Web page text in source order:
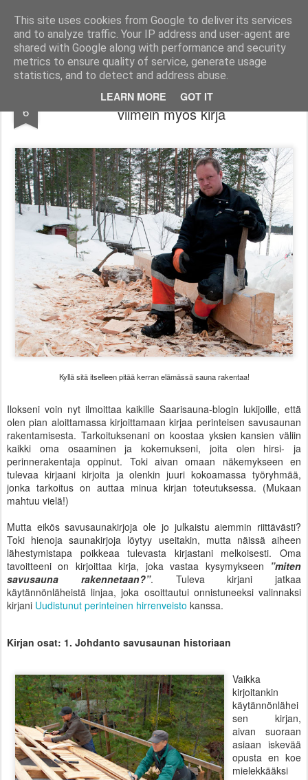
This site uses cookies from Google to deliver its services
and to analyze traffic. Your IP address and user-agent are
shared with Google along with performance and security
metrics to ensure quality of service, generate usage
statistics, and to detect and address abuse.
LEARN MORE GOT IT
Kokemuksia savusaunasta ja hirsirakentamisesta
Pages
6
Savusaunan rakentamisesta tulossa
viimein myös kirja
Kyllä sitä itselleen pitää kerran elämässä sauna rakentaa!
Ilokseni voin nyt ilmoittaa kaikille Saarisauna-blogin lukijoille, että
olen pian aloittamassa kirjoittamaan kirjaa perinteisen savusaunan
rakentamisesta. Tarkoituksenani on koostaa yksien kansien väliin
kaikki oma osaaminen ja kokemukseni, joita olen hirsi- ja
perinnerakentaja oppinut. Toki aivan omaan näkemykseen en
tulevaa kirjaani kirjoita ja olenkin juuri kokoamassa työryhmää,
jonka tarkoitus on auttaa minua kirjan toteutuksessa. (Mukaan
mahtuu vielä!)
Mutta eikös savusaunakirjoja ole jo julkaistu aiemmin riittävästi?
Toki hienoja saunakirjoja löytyy useitakin, mutta näissä aiheen
lähestymistapa poikkeaa tulevasta kirjastani melkoisesti. Oma
tavoitteeni on kirjoittaa kirja, joka vastaa kysymykseen ”miten
savusauna rakennetaan?”. Tuleva kirjani jatkaa
käytännönläheistä linjaa, joka osoittautui onnistuneeksi valinnaksi
kirjani Uudistunut perinteinen hirrenveisto kanssa.
Kirjan osat: 1. Johdanto savusaunan historiaan
Vaikka
kirjoitankin
käytännönlähei
sen kirjan,
aivan suoraan
asiaan iskevää
opusta en koe
mielekkääksi